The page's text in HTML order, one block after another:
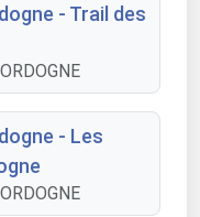
- Trail des
- Les